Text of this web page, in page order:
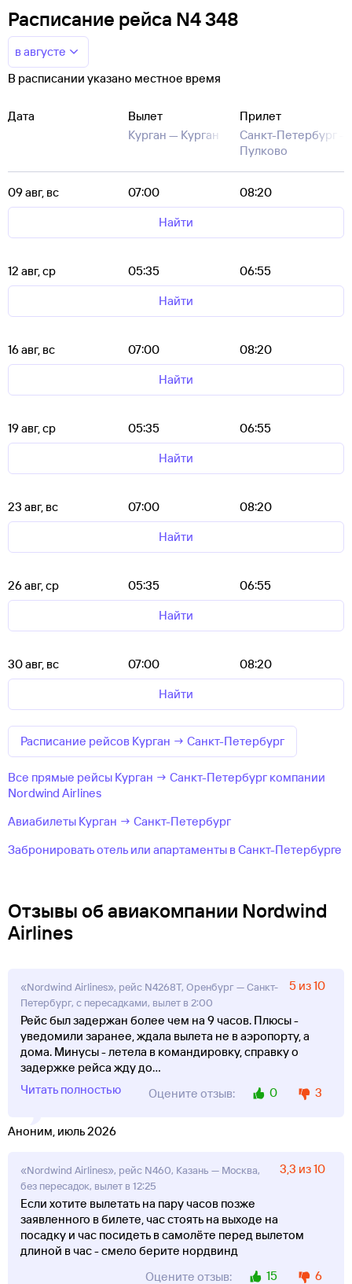
Расписание рейса N4 348
в августе
В расписании указано местное время
Дата
Вылет
Курган — Курган
Прилет
Санкт-Петербург —
Пулково
09 авг, вс 07:00
08:20
Найти
12 авг, ср 05:35
06:55
Найти
16 авг, вс 07:00
08:20
Найти
19 авг, ср 05:35
06:55
Найти
23 авг, вс 07:00
08:20
Найти
26 авг, ср 05:35
06:55
Найти
30 авг, вс 07:00
08:20
Найти
Расписание рейсов Курган → Санкт-Петербург
Все прямые рейсы Курган → Санкт-Петербург компании
Nordwind Airlines
Авиабилеты Курган → Санкт-Петербург
Забронировать отель или апартаменты в Санкт-Петербурге
Отзывы об авиакомпании Nordwind
Airlines
«Nordwind Airlines», рейс N4268Т, Оренбург — Санкт-
Петербург, с пересадками, вылет в 2:00
5 из 10
Рейс был задержан более чем на 9 часов. Плюсы -
уведомили заранее, ждала вылета не в аэропорту, а
дома. Минусы - летела в командировку, справку о
задержке рейса жду до...
Читать полностью
Оцените отзыв: 0 3
Аноним, июль 2026
«Nordwind Airlines», рейс N460, Казань — Москва,
без пересадок, вылет в 12:25
3,3 из 10
Если хотите вылетать на пару часов позже
заявленного в билете, час стоять на выходе на
посадку и час посидеть в самолёте перед вылетом
длиной в час - смело берите нордвинд
Оцените отзыв:
15 6